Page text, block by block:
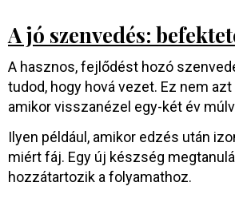
A jó szenvedés:
A hasznos, fejlődést hozó
tudod, hogy hová vezet. Ez nem
amikor visszanézel egy-két év
Ilyen például, amikor edzés után
miért fáj. Egy új készség
hozzátartozik a folyamathoz.